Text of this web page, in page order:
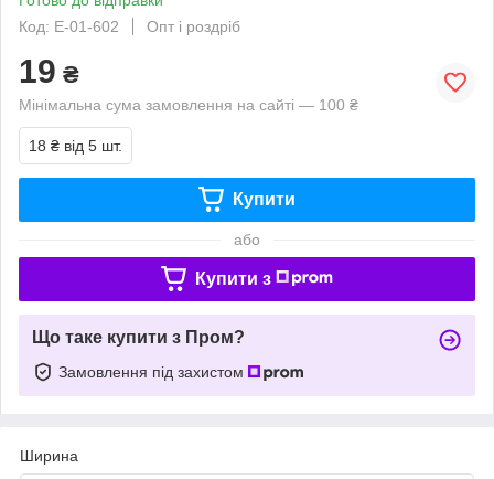
Код: E-01-602
Опт і роздріб
19 ₴
Мінімальна сума замовлення на сайті — 100 ₴
18 ₴ від 5 шт.
Купити
або
Купити з
Що таке купити з Пром?
Замовлення під захистом
Ширина